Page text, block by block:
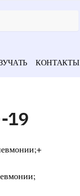
КОНТАКТЫ
19